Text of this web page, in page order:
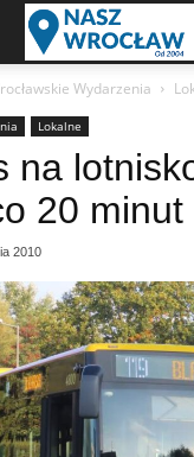
Wydarzenia
Lokalne
na
20 minut
2010